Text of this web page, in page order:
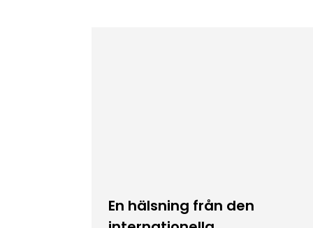
En hälsning från den